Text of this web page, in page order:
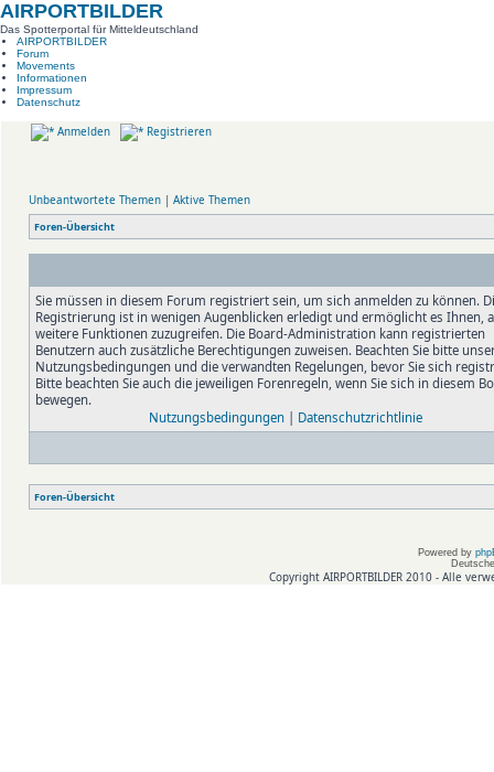
AIRPORTBILDER
Das Spotterportal für Mitteldeutschland
AIRPORTBILDER
Forum
Movements
Informationen
Impressum
Datenschutz
Anmelden Registrieren
Unbeantwortete Themen | Aktive Themen
Foren-Übersicht
Sie müssen in diesem Forum registriert sein, um sich anmelden zu können.
Registrierung ist in wenigen Augenblicken erledigt und ermöglicht es Ihnen,
weitere Funktionen zuzugreifen. Die Board-Administration kann registrierten
Benutzern auch zusätzliche Berechtigungen zuweisen. Beachten Sie bitte
Nutzungsbedingungen und die verwandten Regelungen, bevor Sie sich
Bitte beachten Sie auch die jeweiligen Forenregeln, wenn Sie sich in diesem
bewegen.
Nutzungsbedingungen| Datenschutzrichtlinie
Foren-Übersicht
Powered by
Copyright AIRPORTBILDER 2010 - Alle